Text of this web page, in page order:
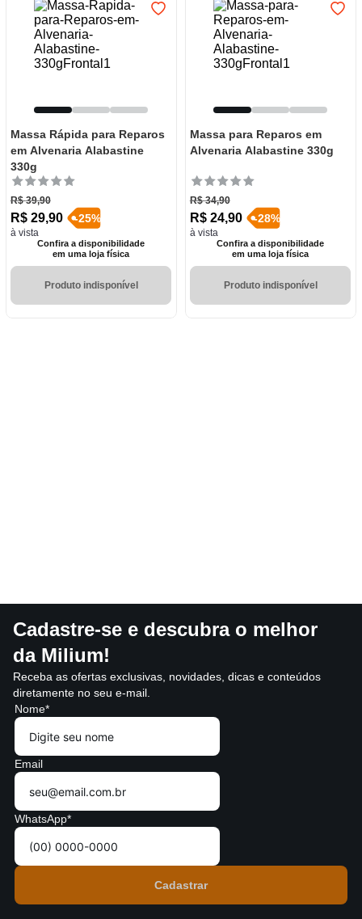
Massa Rápida para Reparos
em Alvenaria Alabastine
330g
R$ 39,90
R$ 29,90
à vista
-25%
Confira a disponibilidade
em uma loja física
Produto indisponível
Massa para Reparos em
Alvenaria Alabastine 330g
R$ 34,90
R$ 24,90
à vista
-28%
Confira a disponibilidade
em uma loja física
Produto indisponível
Cadastre-se e descubra o melhor
da Milium!
Receba as ofertas exclusivas, novidades, dicas e conteúdos
diretamente no seu e-mail.
Nome*
Email
WhatsApp*